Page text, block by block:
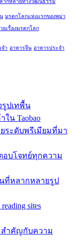
ากหลายทางวัฒนธรรม
มรดกโลกแห่งแรกของพม่า
ยเรื่องมรดกโลก
ำ อาหารจีน อาหารประจำ
ปเทพื้น
น Taobao
ยระดับพรีเมียมที่มา
ตอบโจทย์ทุกความ
ที่หลากหลายรูป
sites
สำคัญกับความ